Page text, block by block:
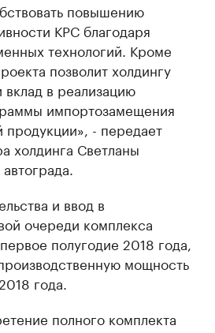
повышению
КРС благодаря
технологий. Кроме
позволит холдингу
вклад в реализацию
импортозамещения
продукции», - передает
холдинга Светланы
и ввод в
очереди комплекса
полугодие 2018 года,
мощность
года.
полного комплекта